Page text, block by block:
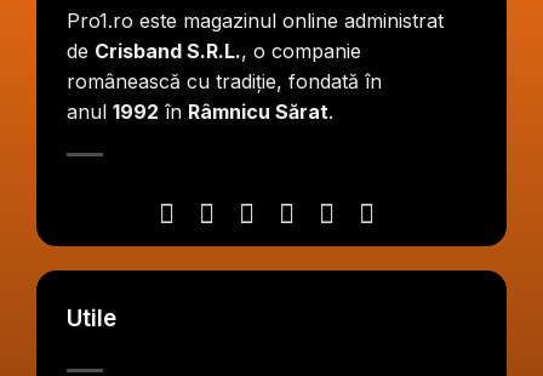
Pro1.ro este magazinul online administrat
de Crisband S.R.L., o companie
românească cu tradiție, fondată în
anul 1992 în Râmnicu Sărat.
Utile